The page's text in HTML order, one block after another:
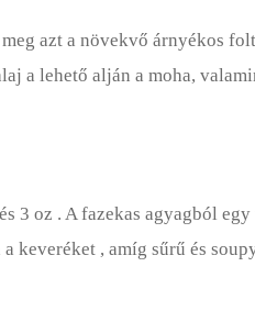
azt a növekvő árnyékos
a lehető alján a moha,
3 oz . A fazekas agyagból
keveréket , amíg sűrű és